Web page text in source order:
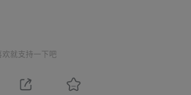
欢就支持一下吧